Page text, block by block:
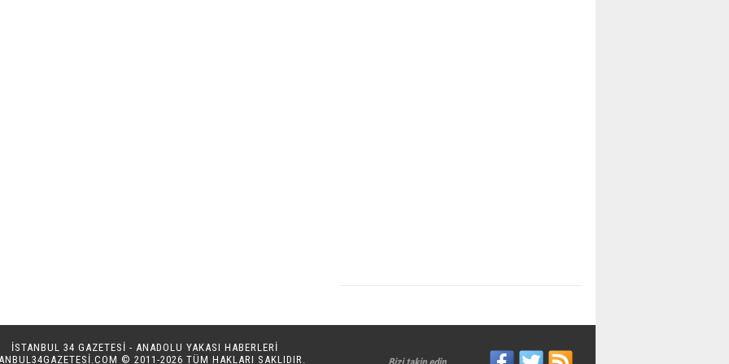
İSTANBUL 34 GAZETESİ - ANADOLU YAKASI HABERLERİ
© 2011-2026 TÜM HAKLARI SAKLIDIR.